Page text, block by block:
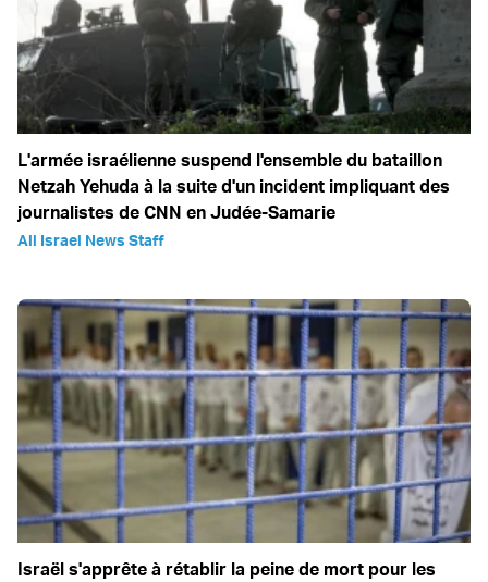
L'armée israélienne suspend l'ensemble du bataillon
Netzah Yehuda à la suite d'un incident impliquant des
journalistes de CNN en Judée-Samarie
All Israel News Staff
Israël s'apprête à rétablir la peine de mort pour les